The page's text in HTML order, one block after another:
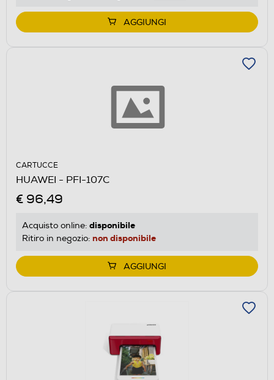
AGGIUNGI
CARTUCCE
HUAWEI - PFI-107C
€ 96,49
Acquisto online: disponibile
Ritiro in negozio: non disponibile
AGGIUNGI